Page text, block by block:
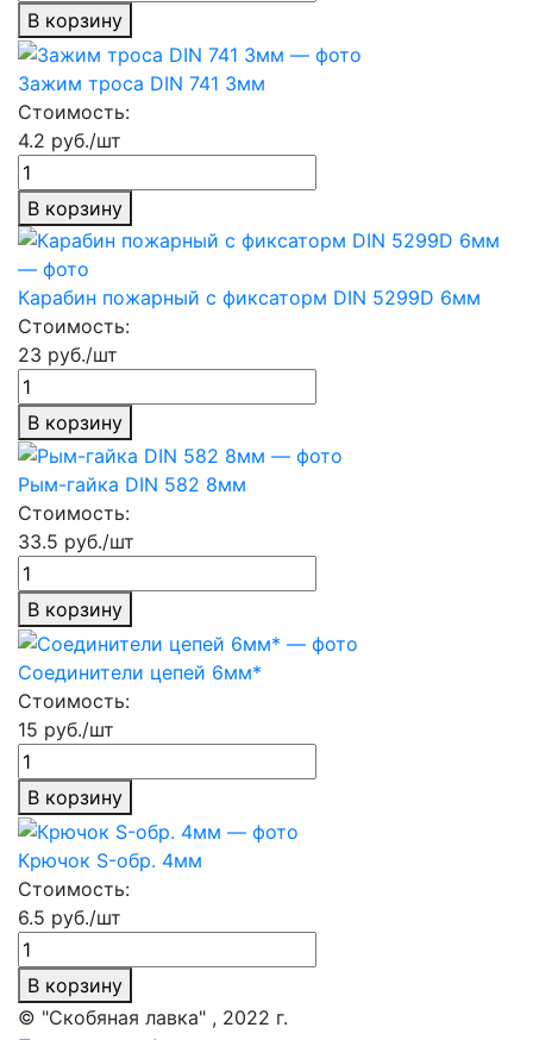
В корзину
Зажим троса DIN 741 3мм
Стоимость:
4.2 руб./шт
В корзину
Карабин пожарный с фиксаторм DIN 5299D 6мм
Стоимость:
23 руб./шт
В корзину
Рым-гайка DIN 582 8мм
Стоимость:
33.5 руб./шт
В корзину
Соединители цепей 6мм*
Стоимость:
15 руб./шт
В корзину
Крючок S-обр. 4мм
Стоимость:
6.5 руб./шт
В корзину
© "Скобяная лавка" , 2022 г.